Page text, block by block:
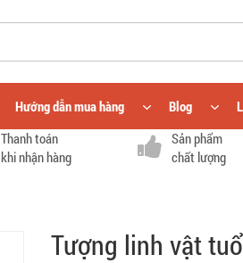
Hướng dẫn mua hàng Blog
Thanh toán
khi nhận hàng
Sản phẩm
chất lượng
Tượng linh vật